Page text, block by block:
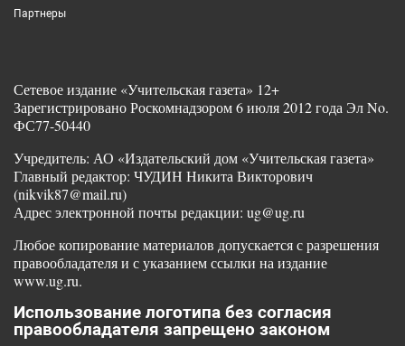
Партнеры
Сетевое издание «Учительская газета» 12+
Зарегистрировано Роскомнадзором 6 июля 2012 года Эл No.
ФС77-50440
Учредитель: АО «Издательский дом «Учительская газета»
Главный редактор: ЧУДИН Никита Викторович
(nikvik87@mail.ru)
Адрес электронной почты редакции: ug@ug.ru
Любое копирование материалов допускается с разрешения
правообладателя и с указанием ссылки на издание
www.ug.ru.
Использование логотипа без согласия
правообладателя запрещено законом